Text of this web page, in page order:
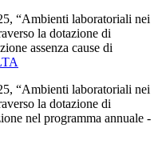
“Ambienti laboratoriali nei
la dotazione di
assenza cause di
“Ambienti laboratoriali nei
la dotazione di
nel programma annuale -